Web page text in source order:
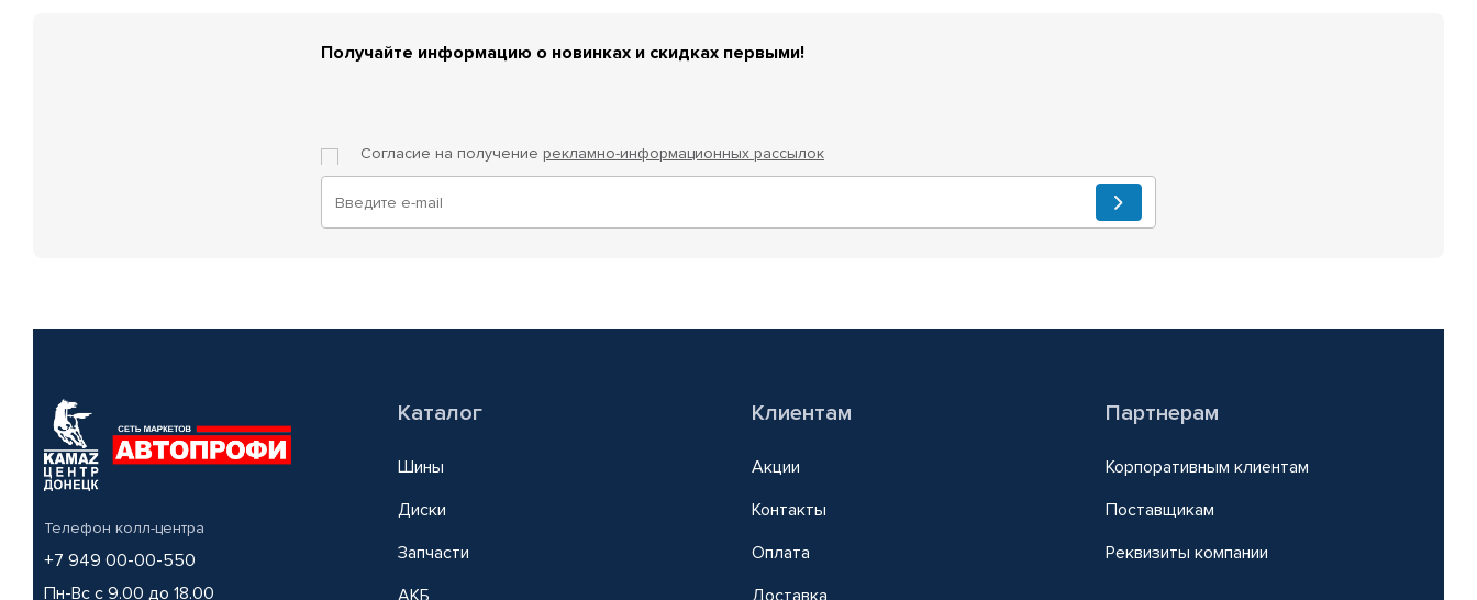
Получайте информацию о новинках и скидках первыми!
Согласие на получение рекламно-информационных рассылок
Телефон колл-центра
+7 949 00-00-550
Пн-Вс с 9.00 до 18.00
Каталог
Шины
Диски
Запчасти
АКБ
Клиентам
Акции
Контакты
Оплата
Доставка
Партнерам
Корпоративным клиентам
Поставщикам
Реквизиты компании